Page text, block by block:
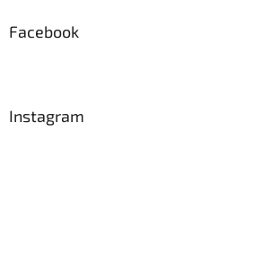
Facebook
Instagram